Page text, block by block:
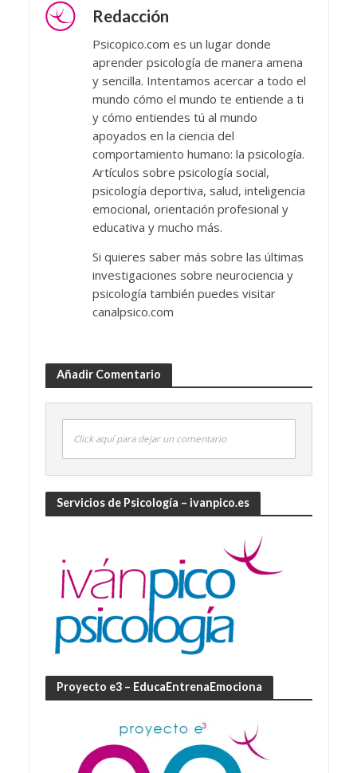
Redacción
Psicopico.com es un lugar donde
aprender psicología de manera amena
y sencilla. Intentamos acercar a todo el
mundo cómo el mundo te entiende a ti
y cómo entiendes tú al mundo
apoyados en la ciencia del
comportamiento humano: la psicología.
Artículos sobre psicología social,
psicología deportiva, salud, inteligencia
emocional, orientación profesional y
educativa y mucho más.
Si quieres saber más sobre las últimas
investigaciones sobre neurociencia y
psicología también puedes visitar
canalpsico.com
Añadir Comentario
Click aquí para dejar un comentario
Servicios de Psicología – ivanpico.es
Proyecto e3 – EducaEntrenaEmociona